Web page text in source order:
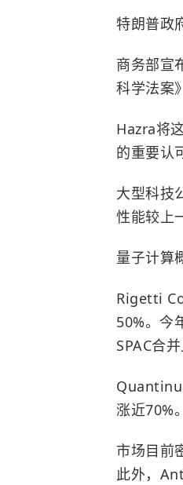
特朗普政
商务部宣
科学法案
Hazra将
的重要认
大型科技
性能较上
量子计算
Rigetti
50%。今
SPAC合
涨近70%。
市场目前
此外，